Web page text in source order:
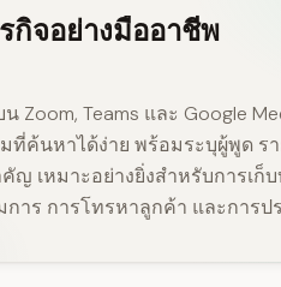
กิจอย่างมืออาชีพ
Zoom, Teams และ Google
ที่ค้นหาได้ง่าย พร้อมระบุผู้พูด ร
ญ เหมาะอย่างยิ่งสำหรับการเ
าร การโทรหาลูกค้า และการ